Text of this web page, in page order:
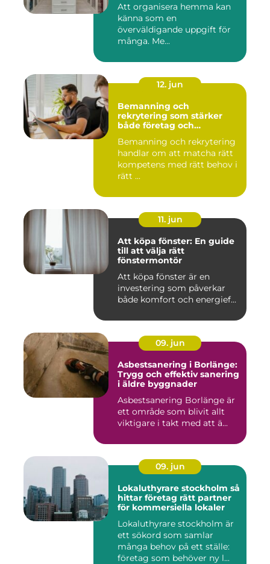
Att organisera hemma kan
känna som en
överväldigande uppgift för
många. Me...
12. jun
Bemanning och
rekrytering som stärker
både företag och
Bemanning och rekrytering
handlar om att matcha rätt
kompetens med rätt behov i
rätt ...
11. jun
Att köpa fönster: En guide
till att välja rätt
fönstermontör
Att köpa fönster är en
investering som påverkar
både komfort och energief...
09. jun
Asbestsanering i Borlänge:
Trygg och effektiv sanering
i äldre byggnader
Asbestsanering Borlänge är
ett område som blivit allt
viktigare i takt med att ä...
09. jun
Lokaluthyrare stockholm så
hittar företag rätt partner
för kommersiella lokaler
Lokaluthyrare stockholm är
ett sökord som samlar
många behov på ett ställe:
företag som behöver ny l...